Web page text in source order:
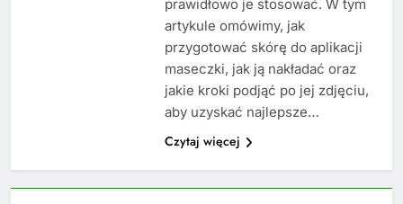
prawidłowo je stosować. W tym
artykule omówimy, jak
przygotować skórę do aplikacji
maseczki, jak ją nakładać oraz
jakie kroki podjąć po jej zdjęciu,
aby uzyskać najlepsze…
Czytaj więcej